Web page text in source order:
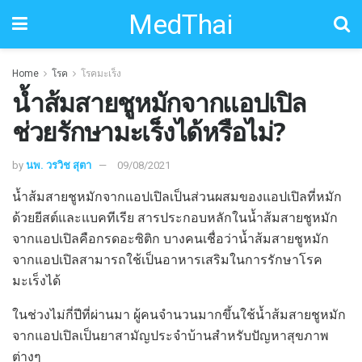
MedThai
Home โรค โรคมะเร็ง
น้ำส้มสายชูหมักจากแอปเปิล
ช่วยรักษามะเร็งได้หรือไม่?
by นพ. วรวิช สุตา 09/08/2021
น้ำส้มสายชูหมักจากแอปเปิลเป็นส่วนผสมของแอปเปิลที่หมัก
ด้วยยีสต์และแบคทีเรีย สารประกอบหลักในน้ำส้มสายชูหมัก
จากแอปเปิลคือกรดอะซิติก บางคนเชื่อว่าน้ำส้มสายชูหมัก
จากแอปเปิลสามารถใช้เป็นอาหารเสริมในการรักษาโรค
มะเร็งได้
ในช่วงไม่กี่ปีที่ผ่านมา ผู้คนจำนวนมากขึ้นใช้น้ำส้มสายชูหมัก
จากแอปเปิลเป็นยาสามัญประจำบ้านสำหรับปัญหาสุขภาพ
ต่างๆ